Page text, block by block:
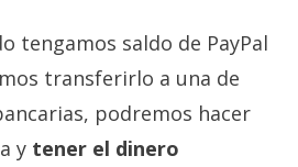
tengamos saldo de PayPal
transferirlo a una de
podremos hacer
y tener el dinero